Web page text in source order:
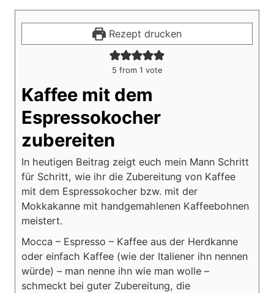
Rezept drucken
5 from 1 vote
Kaffee mit dem
Espressokocher
zubereiten
In heutigen Beitrag zeigt euch mein Mann Schritt
für Schritt, wie ihr die Zubereitung von Kaffee
mit dem Espressokocher bzw. mit der
Mokkakanne mit handgemahlenen Kaffeebohnen
meistert.
Mocca – Espresso – Kaffee aus der Herdkanne
oder einfach Kaffee (wie der Italiener ihn nennen
würde) – man nenne ihn wie man wolle –
schmeckt bei guter Zubereitung, die